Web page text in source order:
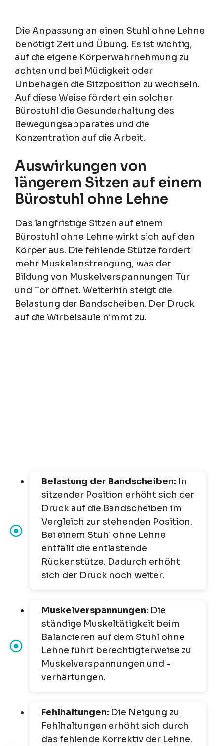
Die Anpassung an einen Stuhl ohne Lehne
benötigt Zeit und Übung. Es ist wichtig,
auf die eigene Körperwahrnehmung zu
achten und bei Müdigkeit oder
Unbehagen die Sitzposition zu wechseln.
Auf diese Weise fördert ein solcher
Bürostuhl die Gesunderhaltung des
Bewegungsapparates und die
Konzentration auf die Arbeit.
Auswirkungen von
längerem Sitzen auf einem
Bürostuhl ohne Lehne
Das langfristige Sitzen auf einem
Bürostuhl ohne Lehne wirkt sich auf den
Körper aus. Die fehlende Stütze fordert
mehr Muskelanstrengung, was der
Bildung von Muskelverspannungen Tür
und Tor öffnet. Weiterhin steigt die
Belastung der Bandscheiben. Der Druck
auf die Wirbelsäule nimmt zu.
Belastung der Bandscheiben: In
sitzender Position erhöht sich der
Druck auf die Bandscheiben im
Vergleich zur stehenden Position.
Bei einem Stuhl ohne Lehne
entfällt die entlastende
Rückenstütze. Dadurch erhöht
sich der Druck noch weiter.
Muskelverspannungen: Die
ständige Muskeltätigkeit beim
Balancieren auf dem Stuhl ohne
Lehne führt berechtigterweise zu
Muskelverspannungen und -
verhärtungen.
Fehlhaltungen: Die Neigung zu
Fehlhaltungen erhöht sich durch
das fehlende Korrektiv der Lehne.